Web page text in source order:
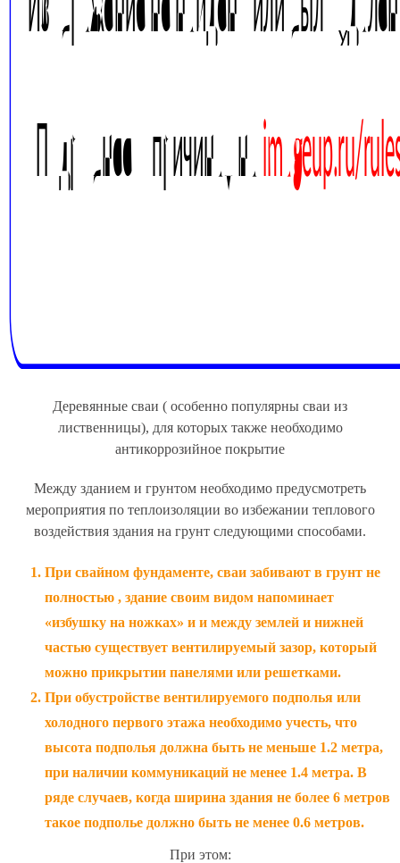
Деревянные сваи ( особенно популярны сваи из
лиственницы), для которых также необходимо
антикоррозийное покрытие
Между зданием и грунтом необходимо предусмотреть
мероприятия по теплоизоляции во избежании теплового
воздействия здания на грунт следующими способами.
При свайном фундаменте, сваи забивают в грунт не
полностью , здание своим видом напоминает
«избушку на ножках» и и между землей и нижней
частью существует вентилируемый зазор, который
можно прикрытии панелями или решетками.
При обустройстве вентилируемого подполья или
холодного первого этажа необходимо учесть, что
высота подполья должна быть не меньше 1.2 метра,
при наличии коммуникаций не менее 1.4 метра. В
ряде случаев, когда ширина здания не более 6 метров
такое подполье должно быть не менее 0.6 метров.
При этом: